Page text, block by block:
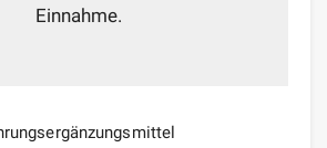
Einnahme.